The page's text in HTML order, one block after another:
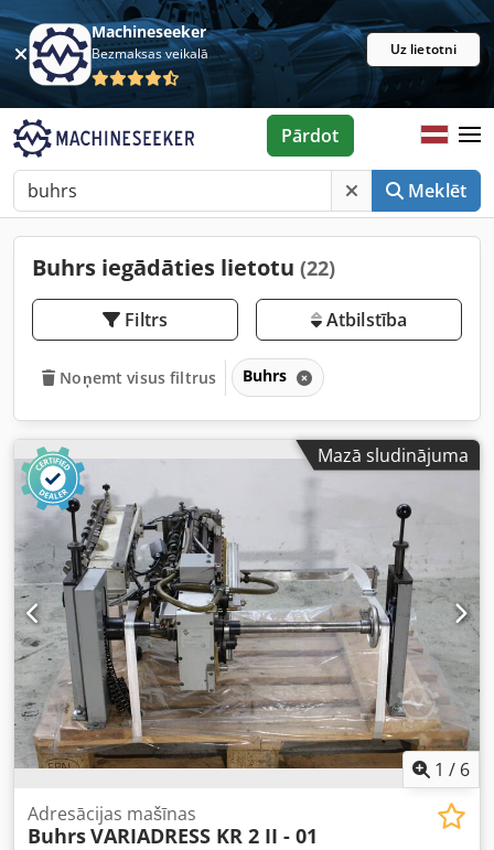
Machineseeker
Bezmaksas veikalā Uz lietotni
Meklēt
Pārdot
Buhrs iegādāties lietotu (22)
Filtrs Atbilstība
Noņemt visus filtrus Buhrs
Mazā sludinājuma
1 / 6
Adresācijas mašīnas
BuhrsVARIADRESS KR 2 II - 01